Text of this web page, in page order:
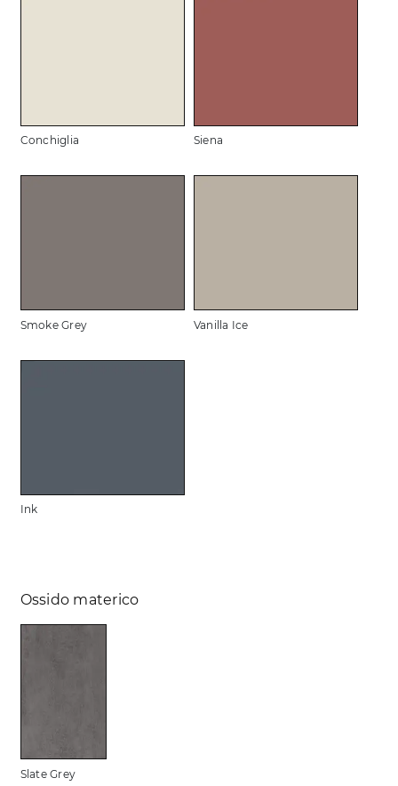
Conchiglia Siena
Smoke Grey Vanilla Ice
Ink
Ossido materico
Slate Grey